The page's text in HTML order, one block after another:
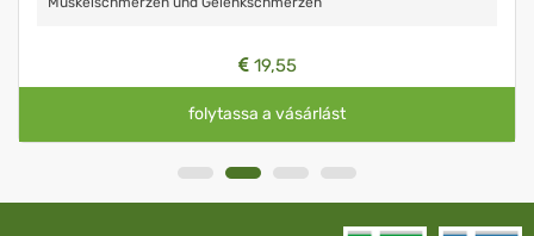
19,55
folytassa a vásárlást